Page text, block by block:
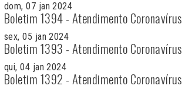
dom, 07 jan 2024
Boletim 1394 - Atendimento Coronavírus
sex, 05 jan 2024
Boletim 1393 - Atendimento Coronavírus
qui, 04 jan 2024
Boletim 1392 - Atendimento Coronavírus